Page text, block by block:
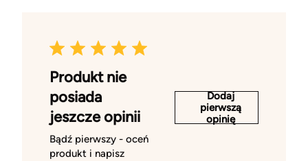
Produkt nie
posiada
jeszcze opinii
Bądź pierwszy - oceń
produkt i napisz
Dodaj
pierwszą
opinię